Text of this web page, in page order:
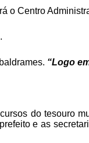
o Centro
“Logo
do tesouro
e as